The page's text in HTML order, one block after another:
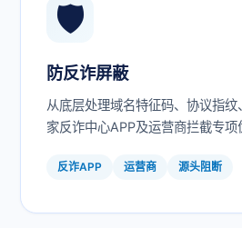
🛡️
防反诈屏蔽
从底层处理域名特征码、协议指纹
家反诈中心APP及运营商拦截专项
反诈APP 运营商 源头阻断